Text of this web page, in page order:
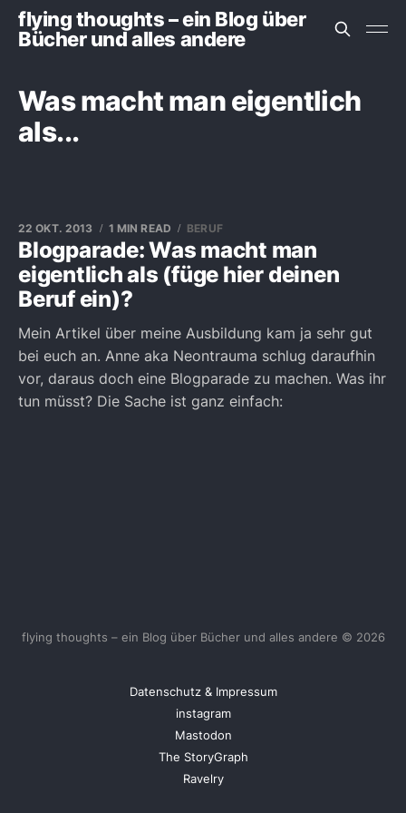
flying thoughts – ein Blog über
Bücher und alles andere
Was macht man eigentlich
als...
Blogparade: Was macht man
eigentlich als (füge hier deinen
Beruf ein)?
22 OKT. 2013 1 MIN READ BERUF
Mein Artikel über meine Ausbildung kam ja sehr gut
bei euch an. Anne aka Neontrauma schlug daraufhin
vor, daraus doch eine Blogparade zu machen. Was ihr
tun müsst? Die Sache ist ganz einfach:
flying thoughts – ein Blog über Bücher und alles andere © 2026
Datenschutz & Impressum
instagram
Mastodon
The StoryGraph
Ravelry